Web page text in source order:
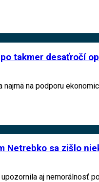
takmer desaťročí
najmä na podporu
Netrebko sa zišlo
aj nemorálnosť